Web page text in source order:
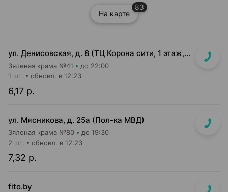
На карте
83
ул. Денисовская, д. 8 (ТЦ Корона сити, 1 этаж, "островок" возле м-на "5 элемент")
Зяленая крама №41 до 22:00
6,17 р.
1 шт. обновл. в 12:23
ул. Мясникова, д. 25а (Пол-ка МВД)
Зяленая крама №80 до 19:30
7,32 р.
2 шт. обновл. в 12:23
fito.by